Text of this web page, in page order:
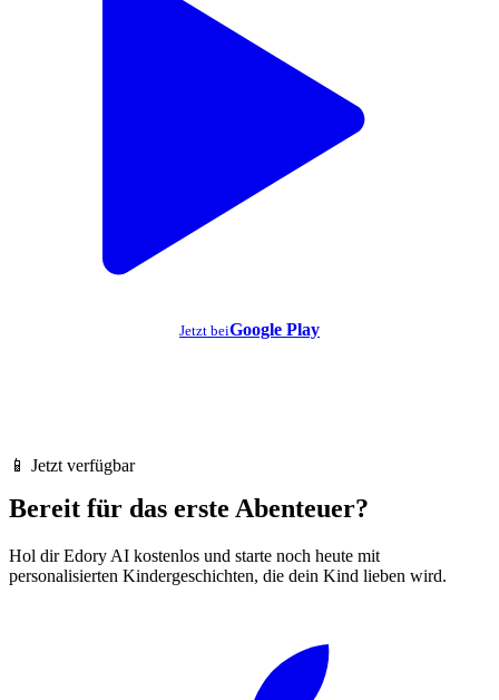
Jetzt beiGoogle Play
📱 Jetzt verfügbar
Bereit für das erste Abenteuer?
Hol dir Edory AI kostenlos und starte noch heute mit
personalisierten Kindergeschichten, die dein Kind lieben wird.